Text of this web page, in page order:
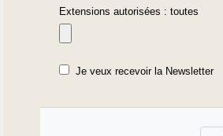
Extensions autorisées : toutes
Je veux recevoir la Newsletter